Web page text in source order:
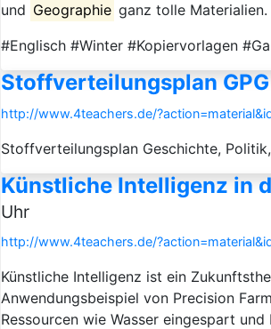
und Geographie ganz tolle
#Englisch #Winter #Kopiervorlagen
Stoffverteilungsplan
http://www.4teachers.de/
Stoffverteilungsplan Geschichte,
Künstliche Intelligenz in
Uhr
http://www.4teachers.de/
Künstliche Intelligenz ist ein
Anwendungsbeispiel von Precision
Ressourcen wie Wasser eingespart